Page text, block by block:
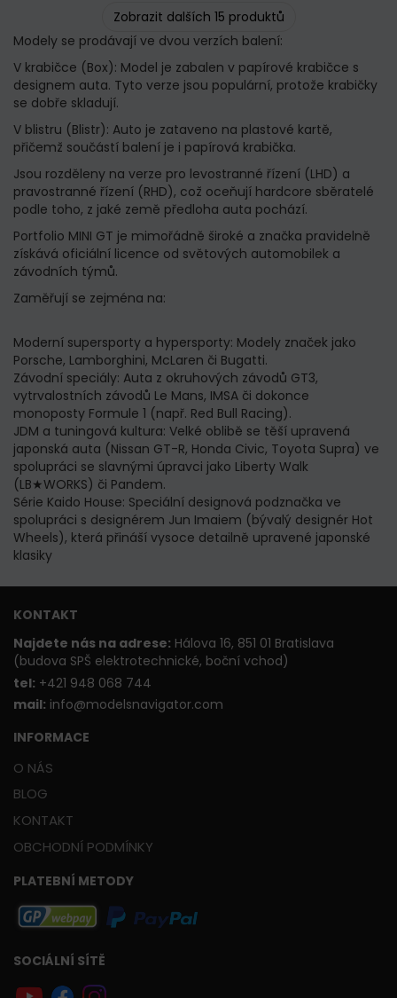
Zobrazit dalších 15 produktů
Modely se prodávají ve dvou verzích balení:
V krabičce (Box): Model je zabalen v papírové krabičce s
designem auta. Tyto verze jsou populární, protože krabičky
se dobře skladují.
V blistru (Blistr): Auto je zataveno na plastové kartě,
přičemž součástí balení je i papírová krabička.
Jsou rozděleny na verze pro levostranné řízení (LHD) a
pravostranné řízení (RHD), což oceňují hardcore sběratelé
podle toho, z jaké země předloha auta pochází.
Portfolio MINI GT je mimořádně široké a značka pravidelně
získává oficiální licence od světových automobilek a
závodních týmů.
Zaměřují se zejména na:
Moderní supersporty a hypersporty: Modely značek jako
Porsche, Lamborghini, McLaren či Bugatti.
Závodní speciály: Auta z okruhových závodů GT3,
vytrvalostních závodů Le Mans, IMSA či dokonce
monoposty Formule 1 (např. Red Bull Racing).
JDM a tuningová kultura: Velké oblibě se těší upravená
japonská auta (Nissan GT-R, Honda Civic, Toyota Supra) ve
spolupráci se slavnými úpravci jako Liberty Walk
(LB★WORKS) či Pandem.
Série Kaido House: Speciální designová podznačka ve
spolupráci s designérem Jun Imaiem (bývalý designér Hot
Wheels), která přináší vysoce detailně upravené japonské
klasiky
KONTAKT
Najdete nás na adrese: Hálova 16, 851 01 Bratislava
(budova SPŠ elektrotechnické, boční vchod)
tel: +421 948 068 744
mail: info@modelsnavigator.com
INFORMACE
O NÁS
BLOG
KONTAKT
OBCHODNÍ PODMÍNKY
PLATEBNÍ METODY
SOCIÁLNÍ SÍTĚ